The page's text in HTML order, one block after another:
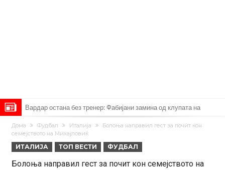
Вардар остана без тренер: Фабијани замина од клупата на
„црвено-црните“
Мурињо: Несреќникот ни дојде неподготвен во Мадрид
Тетоважата на Габриел стана предмет на потсмев: Навивачите го
Дома Фудбал Италија
Болоња направил гест за почит кон
семејството на Михајловиќ
ИТАЛИЈА ТОП ВЕСТИ ФУДБАЛ
Болоња направил гест за почит кон семејството на